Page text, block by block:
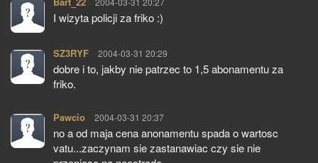
I wizyta policji za friko :)
SZ3RYF pisze:
2004-03-31 20:29
dobre i to, jakby nie patrzec to 1,5 abonamentu za
friko.
Pawcio pisze:
2004-03-31 20:37
no a od maja cena anonamentu spada o wartosc
vatu...zaczynam sie zastanawiac czy sie nie